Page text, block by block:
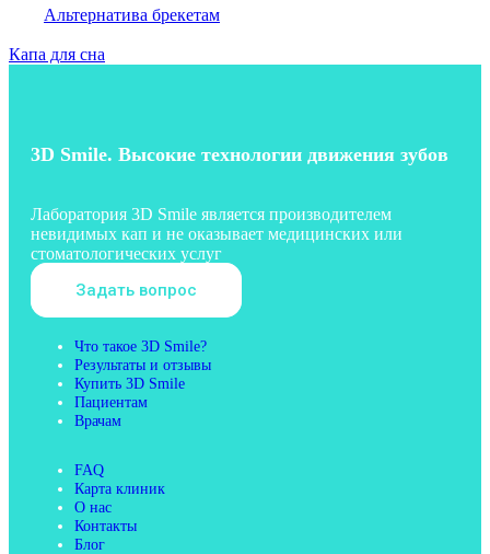
Альтернатива брекетам
Капа для сна
3D Smile. Высокие технологии движения зубов
Лаборатория 3D Smile является производителем
невидимых кап и не оказывает медицинских или
стоматологических услуг
Задать вопрос
Что такое 3D Smile?
Результаты и отзывы
Купить 3D Smile
Пациентам
Врачам
FAQ
Карта клиник
О нас
Контакты
Блог